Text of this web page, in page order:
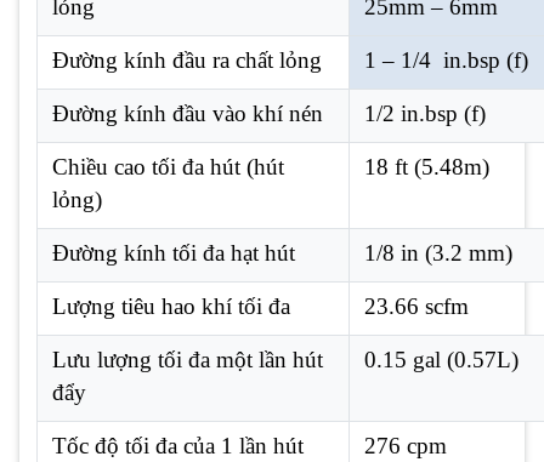
lỏng
25mm – 6mm
Đường kính đầu ra chất lỏng 1 – 1/4 in.bsp (f)
Đường kính đầu vào khí nén 1/2 in.bsp (f)
Chiều cao tối đa hút (hút
lỏng)
18 ft (5.48m)
Đường kính tối đa hạt hút 1/8 in (3.2 mm)
Lượng tiêu hao khí tối đa 23.66 scfm
Lưu lượng tối đa một lần hút
đẩy
0.15 gal (0.57L)
Tốc độ tối đa của 1 lần hút
276 cpm